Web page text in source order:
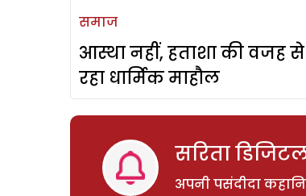
समाज
आस्था नहीं, हताशा की वजह
रहा धार्मिक माहौल
सरिता
अपनी पसंदीदा